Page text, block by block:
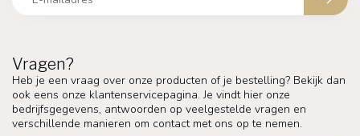
Vragen?
Heb je een vraag over onze producten of je bestelling? Bekijk dan
ook eens onze klantenservicepagina. Je vindt hier onze
bedrijfsgegevens, antwoorden op veelgestelde vragen en
verschillende manieren om contact met ons op te nemen.